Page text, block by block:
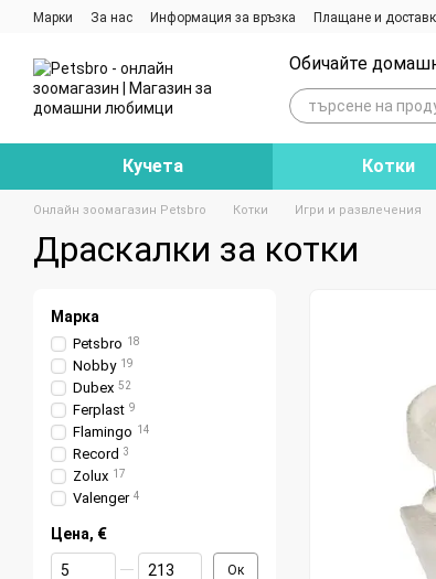
Премини към основното съдържание
Марки За нас Информация за връзка Плащане и
Обичайте
Кучета Котки
Онлайн зоомагазин Petsbro Котки Игри и развлечения
Драскалки за котки
Марка
Petsbro 18
Nobby 19
Dubex 52
Ferplast 9
Flamingo 14
Record 3
Zolux 17
Valenger 4
Цена, €
От Цена, €
До Цена, € Ок